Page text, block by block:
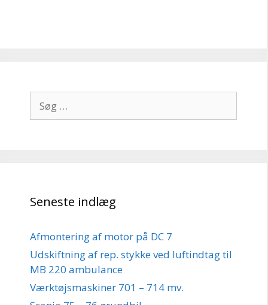
efter:
Seneste indlæg
Afmontering af motor på DC 7
Udskiftning af rep. stykke ved luftindtag til
MB 220 ambulance
Værktøjsmaskiner 701 – 714 mv.